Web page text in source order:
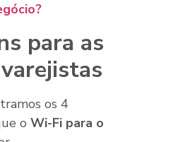
para as
os 4
o Wi-Fi para o